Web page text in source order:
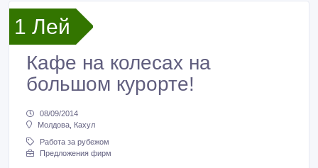
1 Лей
Кафе на колесах на
большом курорте!
08/09/2014
Молдова, Кахул
Работа за рубежом
Предложения фирм